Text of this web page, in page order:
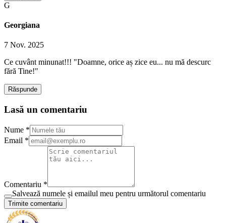
G
Georgiana
7 Nov. 2025
Ce cuvânt minunat!!! "Doamne, orice aș zice eu... nu mă descurc
fără Tine!"
Răspunde
Lasă un comentariu
Nume *
Email *
Comentariu *
Salvează numele și emailul meu pentru următorul comentariu
Trimite comentariu